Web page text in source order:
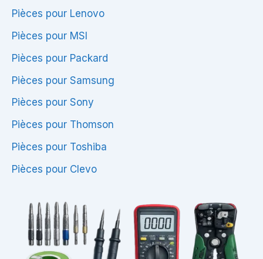
Pièces pour Lenovo
Pièces pour MSI
Pièces pour Packard
Pièces pour Samsung
Pièces pour Sony
Pièces pour Thomson
Pièces pour Toshiba
Pièces pour Clevo